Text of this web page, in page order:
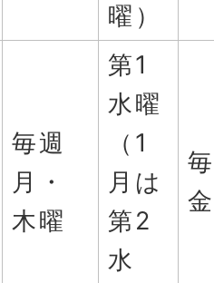
曜）
毎週
月・
木曜
第1
水曜
（1
月は
第2
水